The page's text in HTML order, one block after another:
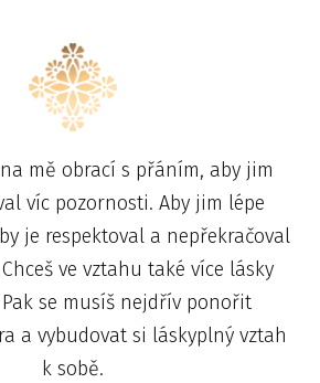
mě obrací s přáním, aby jim
víc pozornosti. Aby jim lépe
je respektoval a nepřekračoval
ve vztahu také více lásky
se musíš nejdřív ponořit
a vybudovat si láskyplný vztah
k sobě.